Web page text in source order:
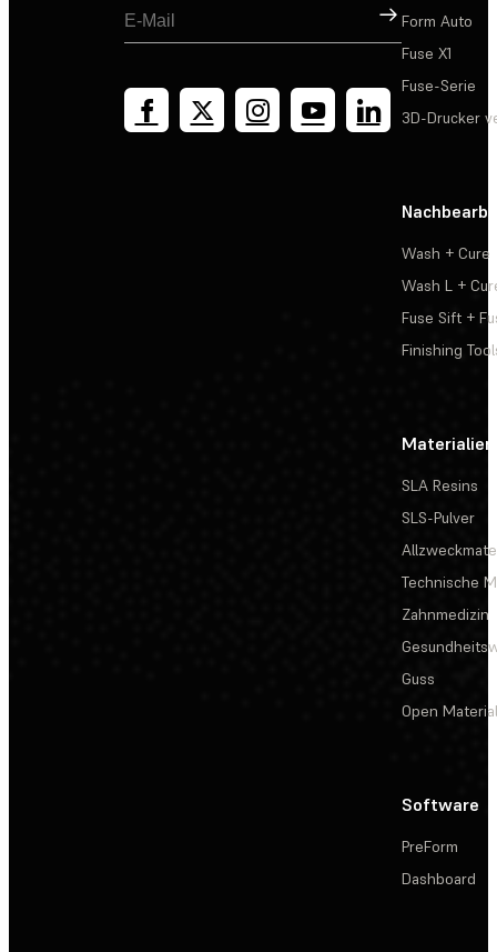
Registrieren
Form Auto
Fuse X1
Fuse-Serie
3D-Drucker
Wash + Cure
Wash L +
Fuse Sift +
Finishing
Materialien
SLA Resins
SLS-Pulver
Technische
Zahnmedizin
Guss
Open
Software
PreForm
Dashboard